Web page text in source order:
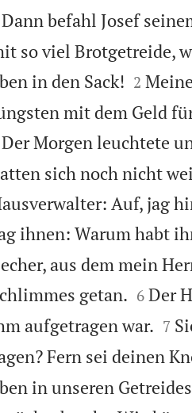
Dann befahl Josef
so viel Brotgetreide,
in den Sack!
2
mit dem Geld
Der Morgen leuchtete
sich noch nicht
Auf, jag
ihnen: Warum habt
aus dem mein
getan.
6 Der
aufgetragen war.
7
Fern sei deinen
in unseren